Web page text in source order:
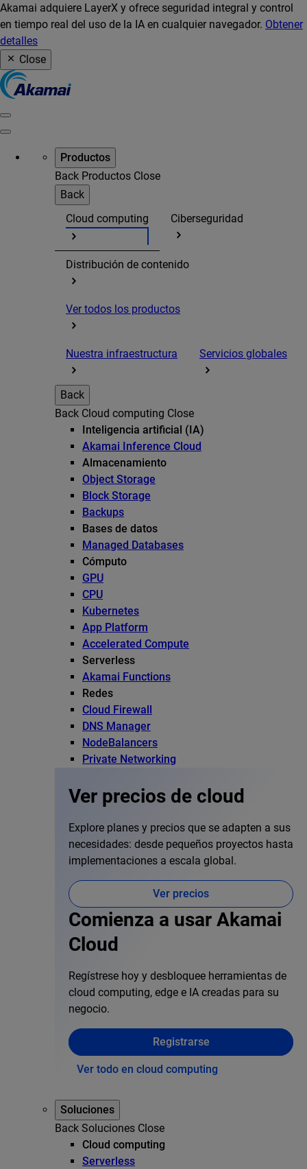
Akamai adquiere LayerX y ofrece seguridad integral y control
en tiempo real del uso de la IA en cualquier navegador. Obtener
detalles
Close
Productos
Back Productos Close
Back
Cloud computing
Ciberseguridad
Distribución de contenido
Ver todos los productos
Nuestra infraestructura Servicios globales
Back
Back Cloud computing Close
Inteligencia artificial (IA)
Akamai Inference Cloud
Almacenamiento
Object Storage
Block Storage
Backups
Bases de datos
Managed Databases
Cómputo
GPU
CPU
Kubernetes
App Platform
Accelerated Compute
Serverless
Akamai Functions
Redes
Cloud Firewall
DNS Manager
NodeBalancers
Private Networking
Ver precios de cloud
Explore planes y precios que se adapten a sus
necesidades: desde pequeños proyectos hasta
implementaciones a escala global.
Ver precios
Comienza a usar Akamai
Cloud
Regístrese hoy y desbloquee herramientas de
cloud computing, edge e IA creadas para su
negocio.
Registrarse
Ver todo en cloud computing
Soluciones
Back Soluciones Close
Cloud computing
Serverless